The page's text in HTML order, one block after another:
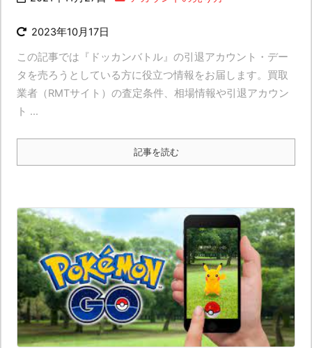
2023年10月17日
この記事では『ドッカンバトル』の引退アカウント・デー
タを売ろうとしている方に役立つ情報をお届します。買取
業者（RMTサイト）の査定条件、相場情報や引退アカウン
ト ...
記事を読む